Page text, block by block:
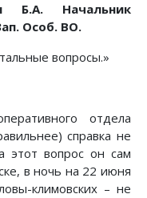
Б.А. Начальник
Особ. ВО.
вопросы.»
отдела
справка не
этот вопрос он сам
в ночь на 22 июня
климовских – не